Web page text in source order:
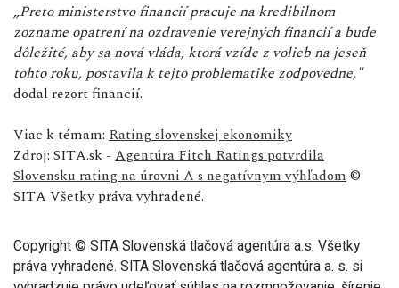
„Preto ministerstvo financií pracuje na kredibilnom
zozname opatrení na ozdravenie verejných financií a bude
dôležité, aby sa nová vláda, ktorá vzíde z volieb na jeseň
tohto roku, postavila k tejto problematike zodpovedne,"
dodal rezort financií.
Viac k témam: Rating slovenskej ekonomiky
Zdroj: SITA.sk - Agentúra Fitch Ratings potvrdila
Slovensku rating na úrovni A s negatívnym výhľadom©
SITA Všetky práva vyhradené.
Copyright © SITA Slovenská tlačová agentúra a.s. Všetky
práva vyhradené. SITA Slovenská tlačová agentúra a. s. si